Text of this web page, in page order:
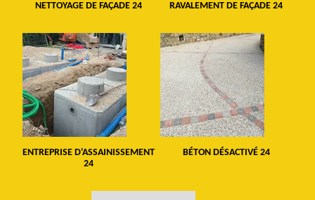
NETTOYAGE DE FAÇADE 24 RAVALEMENT DE FAÇADE 24
ENTREPRISE D'ASSAINISSEMENT
24
BÉTON DÉSACTIVÉ 24